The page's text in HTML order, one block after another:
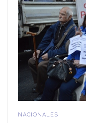
NACIONALES